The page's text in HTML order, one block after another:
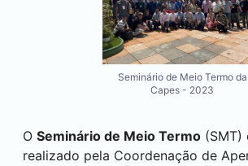
Seminário de Meio Termo da
Capes - 2023
O Seminário de Meio Termo (SMT)
realizado pela Coordenação de